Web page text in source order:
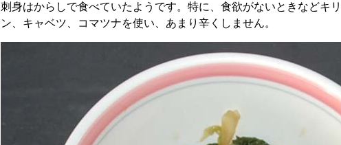
刺身はからしで食べていたようです。特に、食欲がないときなどキ
ン、キャベツ、コマツナを使い、あまり辛くしません。